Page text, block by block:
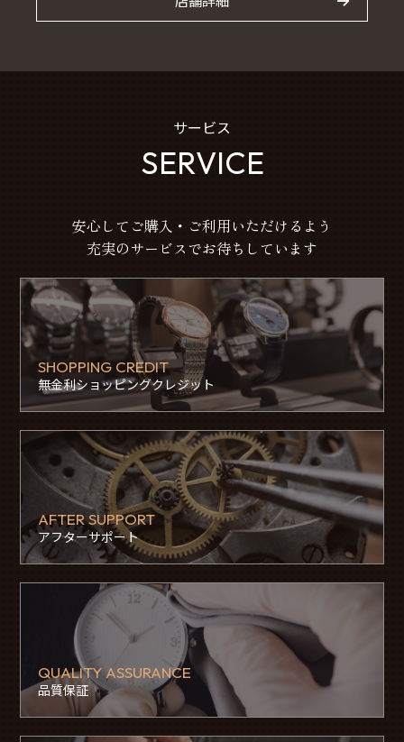
サービス
SERVICE
安心してご購入・ご利用いただけるよう
充実のサービスでお待ちしています
SHOPPING CREDIT
無金利ショッピングクレジット
AFTER SUPPORT
アフターサポート
QUALITY ASSURANCE
品質保証